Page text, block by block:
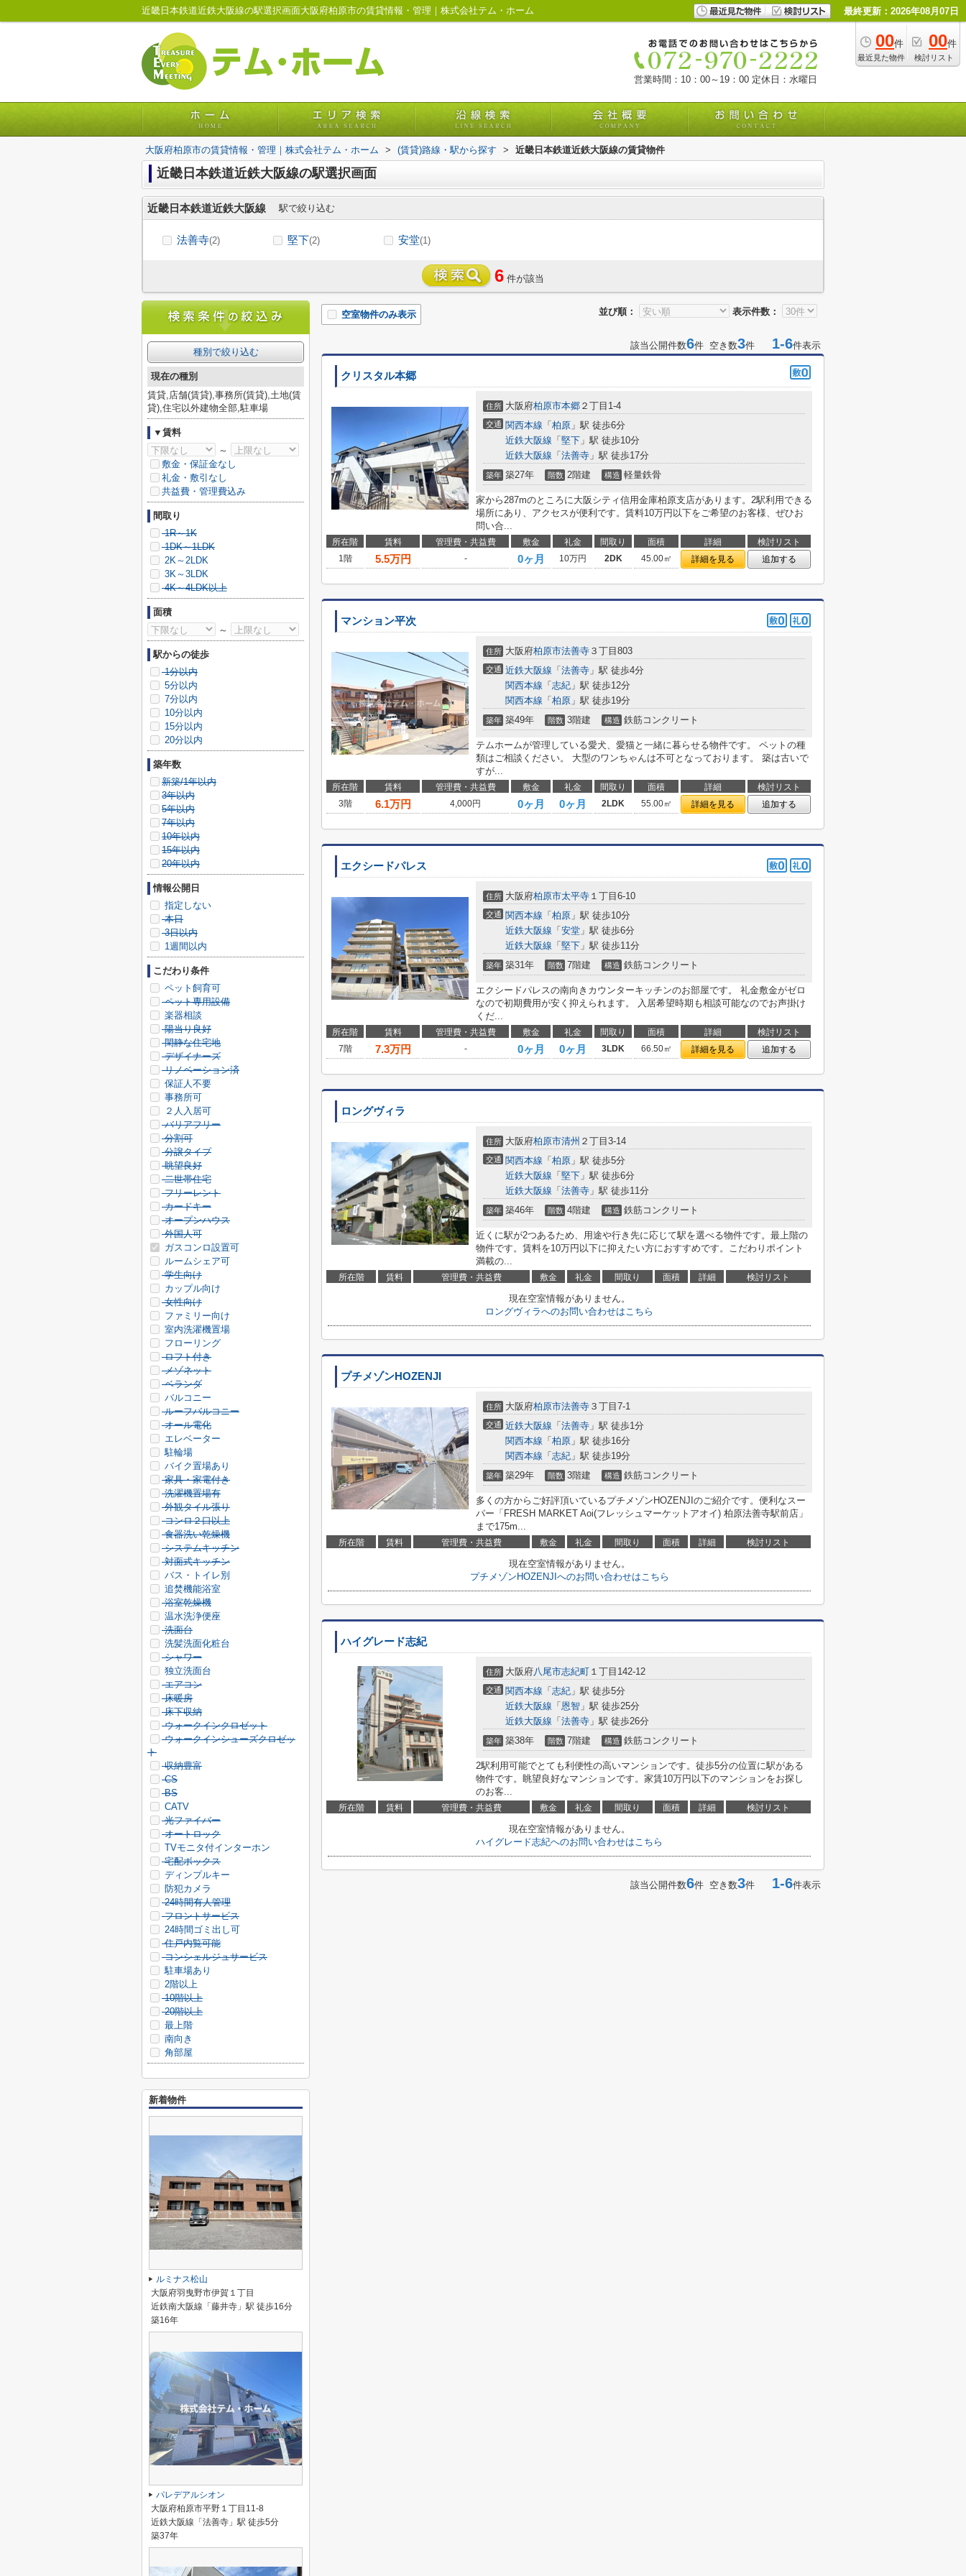
近畿日本鉄道近鉄大阪線の駅選択画面大阪府柏原市の賃貸情報・管理｜株式会社テム・ホーム 最終更新：2026年08月07日
00件
最近見た物件
00件
検討リスト
営業時間：10：00～19：00 定休日：水曜日
大阪府柏原市の賃貸情報・管理｜株式会社テム・ホーム > (賃貸)路線・駅から探す > 近畿日本鉄道近鉄大阪線の賃貸物件
近畿日本鉄道近鉄大阪線の駅選択画面
近畿日本鉄道近鉄大阪線 駅で絞り込む
法善寺(2) 堅下(2) 安堂(1)
6 件が該当
並び順： 表示件数：
空室物件のみ表示
該当公開件数6件 空き数3件 1-6件表示
クリスタル本郷
住所 大阪府柏原市本郷 ２丁目1-4
交通 関西本線 「 柏原 」駅 徒歩6分
近鉄大阪線 「 堅下 」駅 徒歩10分
近鉄大阪線 「 法善寺 」駅 徒歩17分
築年 築27年 階数 2階建 構造 軽量鉄骨
家から287mのところに大阪シティ信用金庫柏原支店があります。2駅利用できる
場所にあり、アクセスが便利です。賃料10万円以下をご希望のお客様、ぜひお
問い合...
所在階 賃料 管理費・共益費 敷金 礼金 間取り 面積 詳細
検討リスト
1階
5.5万円 - 0ヶ月 10万円 2DK 45.00㎡ 詳細を見る 追加する
マンション平次
住所 大阪府柏原市法善寺 ３丁目803
交通 近鉄大阪線 「 法善寺 」駅 徒歩4分
関西本線 「 志紀 」駅 徒歩12分
関西本線 「 柏原 」駅 徒歩19分
築年 築49年 階数 3階建 構造 鉄筋コンクリート
テムホームが管理している愛犬、愛猫と一緒に暮らせる物件です。 ペットの種
類はご相談ください。 大型のワンちゃんは不可となっております。 築は古いで
すが...
所在階 賃料 管理費・共益費 敷金 礼金 間取り 面積 詳細
検討リスト
3階
6.1万円 4,000円 0ヶ月 0ヶ月 2LDK 55.00㎡ 詳細を見る 追加する
エクシードパレス
住所 大阪府柏原市太平寺 １丁目6-10
交通 関西本線 「 柏原 」駅 徒歩10分
近鉄大阪線 「 安堂 」駅 徒歩6分
近鉄大阪線 「 堅下 」駅 徒歩11分
築年 築31年 階数 7階建 構造 鉄筋コンクリート
エクシードパレスの南向きカウンターキッチンのお部屋です。 礼金敷金がゼロ
なので初期費用が安く抑えられます。 入居希望時期も相談可能なのでお声掛け
くだ...
所在階 賃料 管理費・共益費 敷金 礼金 間取り 面積 詳細
検討リスト
7階
7.3万円 - 0ヶ月 0ヶ月 3LDK 66.50㎡ 詳細を見る 追加する
ロングヴィラ
住所 大阪府柏原市清州 ２丁目3-14
交通 関西本線 「 柏原 」駅 徒歩5分
近鉄大阪線 「 堅下 」駅 徒歩6分
近鉄大阪線 「 法善寺 」駅 徒歩11分
築年 築46年 階数 4階建 構造 鉄筋コンクリート
近くに駅が2つあるため、用途や行き先に応じて駅を選べる物件です。最上階の
物件です。賃料を10万円以下に抑えたい方におすすめです。こだわりポイント
満載の...
所在階 賃料 管理費・共益費 敷金 礼金 間取り 面積 詳細 検討リスト
現在空室情報がありません。
ロングヴィラへのお問い合わせはこちら
プチメゾンHOZENJI
住所 大阪府柏原市法善寺 ３丁目7-1
交通 近鉄大阪線 「 法善寺 」駅 徒歩1分
関西本線 「 柏原 」駅 徒歩16分
関西本線 「 志紀 」駅 徒歩19分
築年 築29年 階数 3階建 構造 鉄筋コンクリート
多くの方からご好評頂いているプチメゾンHOZENJIのご紹介です。便利なスー
パー「FRESH MARKET Aoi(フレッシュマーケットアオイ) 柏原法善寺駅前店」
まで175m...
所在階 賃料 管理費・共益費 敷金 礼金 間取り 面積 詳細 検討リスト
現在空室情報がありません。
プチメゾンHOZENJIへのお問い合わせはこちら
ハイグレード志紀
住所 大阪府八尾市志紀町 １丁目142-12
交通 関西本線 「 志紀 」駅 徒歩5分
近鉄大阪線 「 恩智 」駅 徒歩25分
近鉄大阪線 「 法善寺 」駅 徒歩26分
築年 築38年 階数 7階建 構造 鉄筋コンクリート
2駅利用可能でとても利便性の高いマンションです。徒歩5分の位置に駅がある
物件です。眺望良好なマンションです。家賃10万円以下のマンションをお探し
のお客...
所在階 賃料 管理費・共益費 敷金 礼金 間取り 面積 詳細 検討リスト
現在空室情報がありません。
ハイグレード志紀へのお問い合わせはこちら
該当公開件数6件 空き数3件 1-6件表示
種別で絞り込む
現在の種別
賃貸,店舗(賃貸),事務所(賃貸),土地(賃
貸),住宅以外建物全部,駐車場
▼賃料
～
敷金・保証金なし
礼金・敷引なし
共益費・管理費込み
間取り
1R～1K
1DK～1LDK
2K～2LDK
3K～3LDK
4K～4LDK以上
面積
～
駅からの徒歩
1分以内
5分以内
7分以内
10分以内
15分以内
20分以内
築年数
新築/1年以内
3年以内
5年以内
7年以内
10年以内
15年以内
20年以内
情報公開日
指定しない
本日
3日以内
1週間以内
こだわり条件
ペット飼育可
ペット専用設備
楽器相談
陽当り良好
閑静な住宅地
デザイナーズ
リノベーション済
保証人不要
事務所可
２人入居可
バリアフリー
分割可
分譲タイプ
眺望良好
二世帯住宅
フリーレント
カードキー
オープンハウス
外国人可
ガスコンロ設置可
ルームシェア可
学生向け
カップル向け
女性向け
ファミリー向け
室内洗濯機置場
フローリング
ロフト付き
メゾネット
ベランダ
バルコニー
ルーフバルコニー
オール電化
エレベーター
駐輪場
バイク置場あり
家具・家電付き
洗濯機置場有
外観タイル張り
コンロ２口以上
食器洗い乾燥機
システムキッチン
対面式キッチン
バス・トイレ別
追焚機能浴室
浴室乾燥機
温水洗浄便座
洗面台
洗髪洗面化粧台
シャワー
独立洗面台
エアコン
床暖房
床下収納
ウォークインクロゼット
ウォークインシューズクロゼッ
ト
収納豊富
CS
BS
CATV
光ファイバー
オートロック
TVモニタ付インターホン
宅配ボックス
ディンプルキー
防犯カメラ
24時間有人管理
フロントサービス
24時間ゴミ出し可
住戸内覧可能
コンシェルジュサービス
駐車場あり
2階以上
10階以上
20階以上
最上階
南向き
角部屋
新着物件
ルミナス松山
大阪府羽曳野市伊賀１丁目
近鉄南大阪線「藤井寺」駅 徒歩16分
築16年
パレデアルシオン
大阪府柏原市平野１丁目11-8
近鉄大阪線「法善寺」駅 徒歩5分
築37年